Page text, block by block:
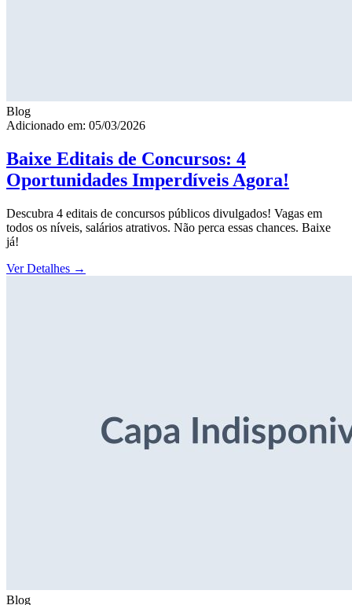
Blog
Adicionado em: 05/03/2026
Baixe Editais de Concursos: 4
Oportunidades Imperdíveis Agora!
Descubra 4 editais de concursos públicos divulgados! Vagas em
todos os níveis, salários atrativos. Não perca essas chances. Baixe
já!
Ver Detalhes →
Blog